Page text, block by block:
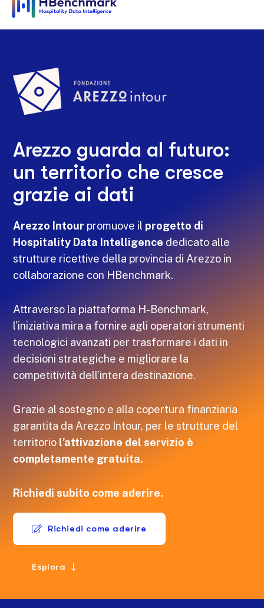
Arezzo guarda al futuro:
un territorio che cresce
grazie ai dati
Arezzo Intour promuove il progetto di
Hospitality Data Intelligence dedicato alle
strutture ricettive della provincia di Arezzo in
collaborazione con HBenchmark.
Attraverso la piattaforma H-Benchmark,
l’iniziativa mira a fornire agli operatori strumenti
tecnologici avanzati per trasformare i dati in
decisioni strategiche e migliorare la
competitività dell’intera destinazione.
Grazie al sostegno e alla copertura finanziaria
garantita da Arezzo Intour, per le strutture del
territorio l’attivazione del servizio è
completamente gratuita.
Richiedi subito come aderire.
Richiedi come aderire
Esplora